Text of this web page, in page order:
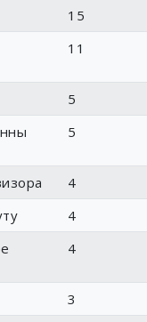
15
11
5
5
4
4
4
3